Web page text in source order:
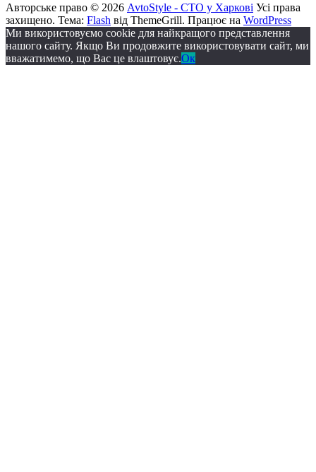
Авторське право © 2026 AvtoStyle - СТО у Харкові Усі права
захищено. Тема: Flash від ThemeGrill. Працює на WordPress
Ми використовуємо cookie для найкращого представлення
нашого сайту. Якщо Ви продовжите використовувати сайт, ми
вважатимемо, що Вас це влаштовує.Ок